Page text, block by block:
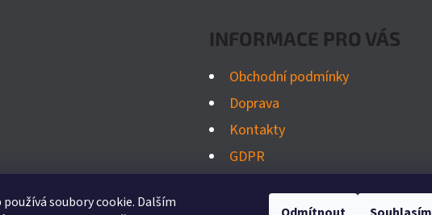
soubory cookie. Dalším
INFORMACE PRO VÁS
Obchodní podmínky
Doprava
Kontakty
GDPR